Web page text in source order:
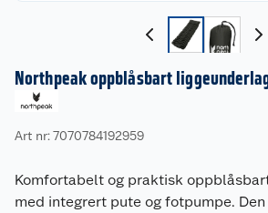
Northpeak oppblåsbart
Art nr: 7070784192959
Komfortabelt og praktisk
med integrert pute og fotpumpe.